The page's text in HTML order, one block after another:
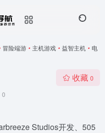
冒险端游 • 主机游戏 • 益智主机 • 电
0
收藏 0
Studios开发、505